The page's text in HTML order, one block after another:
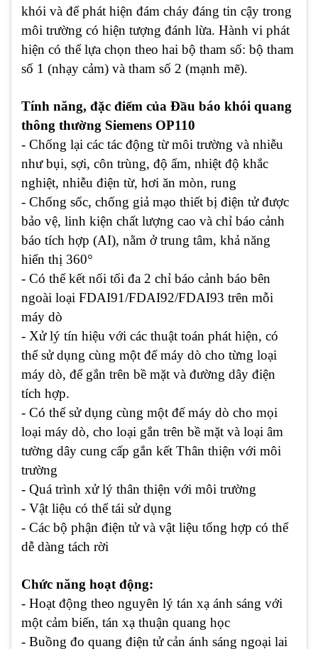
khói và để phát hiện đám cháy đáng tin cậy trong
môi trường có hiện tượng đánh lừa. Hành vi phát
hiện có thể lựa chọn theo hai bộ tham số: bộ tham
số 1 (nhạy cảm) và tham số 2 (mạnh mẽ).
Tính năng, đặc điểm của Đầu báo khói quang
thông thường Siemens OP110
- Chống lại các tác động từ môi trường và nhiễu
như bụi, sợi, côn trùng, độ ẩm, nhiệt độ khắc
nghiệt, nhiễu điện từ, hơi ăn mòn, rung
- Chống sốc, chống giả mạo thiết bị điện tử được
bảo vệ, linh kiện chất lượng cao và chỉ báo cảnh
báo tích hợp (AI), nằm ở trung tâm, khả năng
hiển thị 360°
- Có thể kết nối tối đa 2 chỉ báo cảnh báo bên
ngoài loại FDAI91/FDAI92/FDAI93 trên mỗi
máy dò
- Xử lý tín hiệu với các thuật toán phát hiện, có
thể sử dụng cùng một đế máy dò cho từng loại
máy dò, để gắn trên bề mặt và đường dây điện
tích hợp.
- Có thể sử dụng cùng một đế máy dò cho mọi
loại máy dò, cho loại gắn trên bề mặt và loại âm
tường dây cung cấp gắn kết Thân thiện với môi
trường
- Quá trình xử lý thân thiện với môi trường
- Vật liệu có thể tái sử dụng
- Các bộ phận điện tử và vật liệu tổng hợp có thể
dễ dàng tách rời
Chức năng hoạt động:
- Hoạt động theo nguyên lý tán xạ ánh sáng với
một cảm biến, tán xạ thuận quang học
- Buồng đo quang điện tử cản ánh sáng ngoại lai